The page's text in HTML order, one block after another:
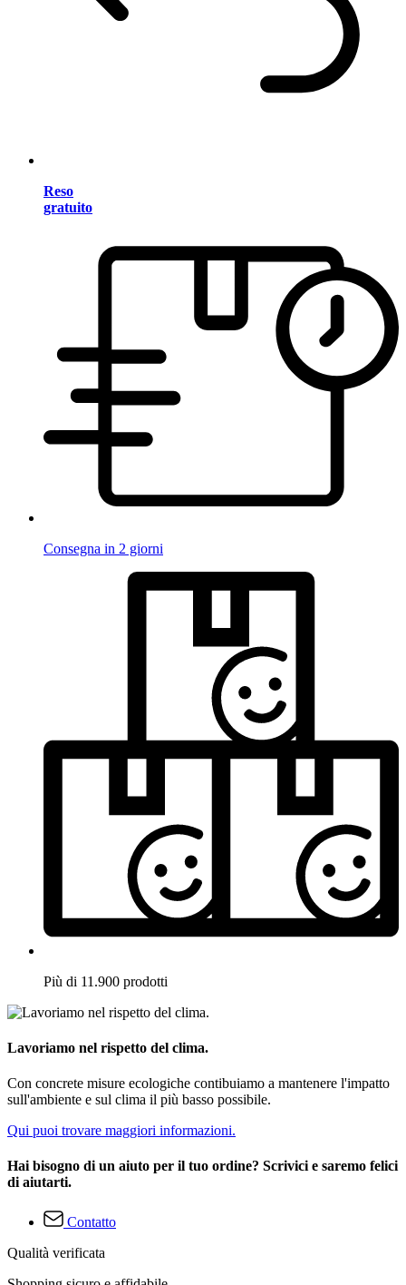
Reso
gratuito
Consegna in 2 giorni
Più di 11.900 prodotti
Lavoriamo nel rispetto del clima.
Con concrete misure ecologiche contibuiamo a mantenere l'impatto
sull'ambiente e sul clima il più basso possibile.
Qui puoi trovare maggiori informazioni.
Hai bisogno di un aiuto per il tuo ordine? Scrivici e saremo felici
di aiutarti.
Contatto
Qualità verificata